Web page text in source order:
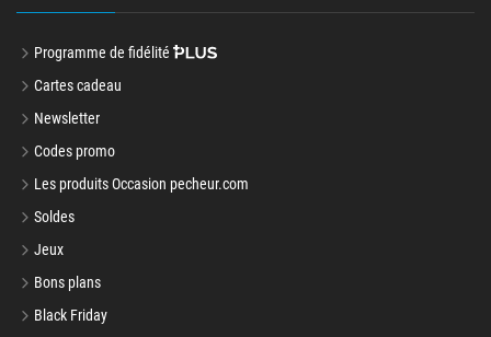
Programme de fidélité
Cartes cadeau
Newsletter
Codes promo
Les produits Occasion pecheur.com
Soldes
Jeux
Bons plans
Black Friday